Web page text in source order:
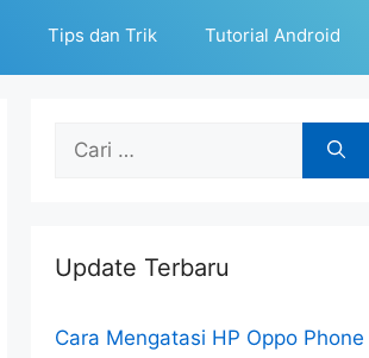
Tips dan Trik Tutorial Android
Cari
Update Terbaru
Cara Mengatasi HP Oppo Phone